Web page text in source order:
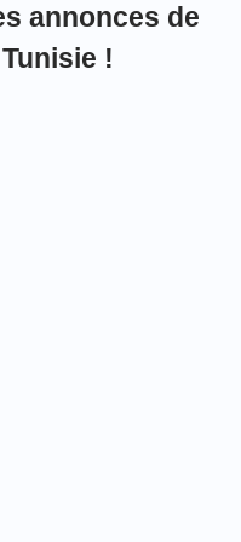
annonces de
!